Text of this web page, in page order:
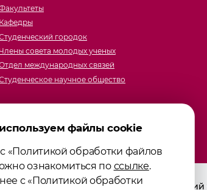
Кафедры
городок
совета молодых ученых
международных связей
научное общество
государственный медицинский
файлы cookie
«Политикой обработки файлов
ознакомиться по ссылке.
с «Политикой обработки